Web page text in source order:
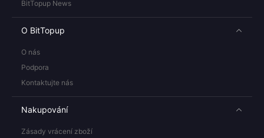
BitTopup News
O BitTopup
O nás
Podpora
Kontaktujte nás
Nakupování
Zásady vrácení zboží